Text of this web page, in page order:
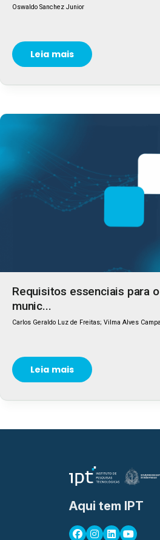
Oswaldo Sanchez Junior
Leia mais
Requisitos essenciais para
munic...
Carlos Geraldo Luz de Freitas; Vilma Alves
Leia mais
Aqui tem IPT